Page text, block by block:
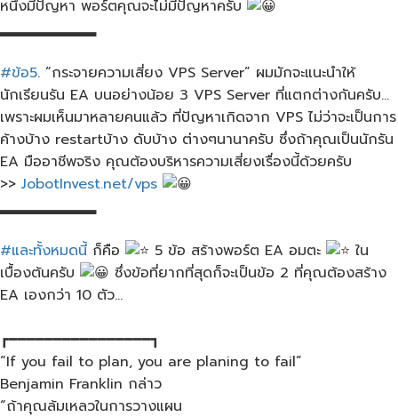
หนึ่งมีปัญหา พอร์ตคุณจะไม่มีปัญหาครับ
▂▂▂▂▂▂▂▂▂
#ข้อ5. “กระจายความเสี่ยง​ VPS​ Server” ผมมักจะแนะนำให้
นักเรียนรัน​ EA บน​อย่างน้อย​ 3 VPS​ Server ที่แตกต่างกันครับ…
เพราะผมเห็นมาหลายคนแล้ว ที่ปัญหาเกิดจาก VPS ไม่ว่าจะเป็นการ
ค้างบ้าง restartบ้าง​ ดับบ้าง ต่างๆ​นานา​ครับ ซึ่งถ้าคุณเป็นนักรัน
EA​ มืออาชีพจริง คุณต้องบริหารความเสี่ยงเรื่องนี้ด้วยครับ
>> JobotInvest.net/vps
▂▂▂▂▂▂▂▂▂
#และทั้งหมดนี้ ก็คือ​ 5 ข้อ​ สร้างพอร์ต EA​ อมตะ​
ใน
เบื้องต้นครับ
ซึ่งข้อที่ยากที่สุดก็จะเป็นข้อ 2 ที่คุณต้องสร้าง
EA เอง​กว่า​ 10 ตัว​…
┏━━━━━━━━━━━━━━━━┓
“If you fail to plan, you are planing to fail”
Benjamin Franklin กล่าว
“ถ้าคุณล้มเหลวในการวางแผน​